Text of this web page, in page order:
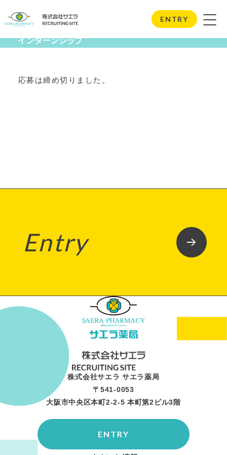
ENTRY
Internship
インターンシップ
応募は締め切りました。
Entry
株式会社サエラ サエラ薬局
〒541-0053
大阪市中央区本町2-2-5 本町第2ビル3階
ENTRY